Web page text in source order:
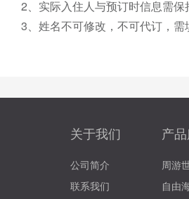
2、实际入住人与预订时信息需保
3、姓名不可修改，不可代订，
关于我们
公司简介
联系我们
产
周游
自由